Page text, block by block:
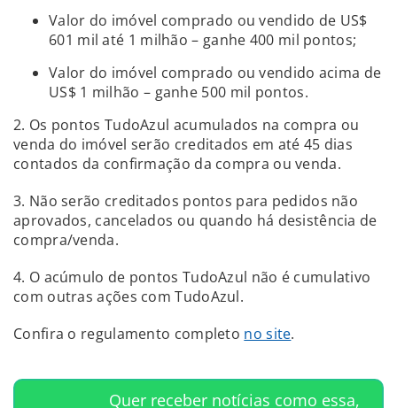
Valor do imóvel comprado ou vendido de US$
601 mil até 1 milhão – ganhe 400 mil pontos;
Valor do imóvel comprado ou vendido acima de
US$ 1 milhão – ganhe 500 mil pontos.
2. Os pontos TudoAzul acumulados na compra ou
venda do imóvel serão creditados em até 45 dias
contados da confirmação da compra ou venda.
3. Não serão creditados pontos para pedidos não
aprovados, cancelados ou quando há desistência de
compra/venda.
4. O acúmulo de pontos TudoAzul não é cumulativo
com outras ações com TudoAzul.
Confira o regulamento completo no site.
Quer receber notícias como essa,